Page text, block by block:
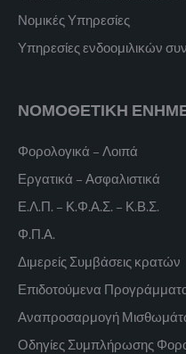
Νομικές Υπηρεσίες
Υπηρεσίες ενδοομιλικών
ΝΟΜΟΘΕΤΙΚΗ
Φορολογικά – Λοιπά
Εργατικά – Ασφαλιστικά
Ε.Λ.Π. – Κ.Φ.Α.Σ. – Κ.Β.Σ.
Φ.Π.Α.
Διμερείς Συμβάσεις κρατών
Επιδοτούμενα
Αναπροσαρμογή
Οδηγίες Συμπλήρωσης